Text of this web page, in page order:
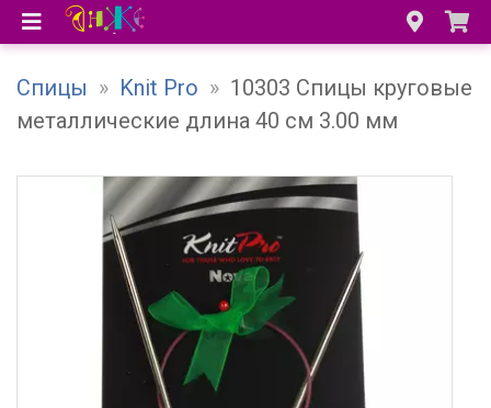
Спицы » Knit Pro » 10303 Спицы круговые
металлические длина 40 см 3.00 мм